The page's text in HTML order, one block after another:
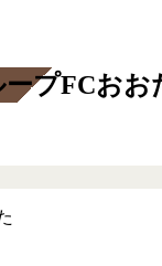
プFCおお